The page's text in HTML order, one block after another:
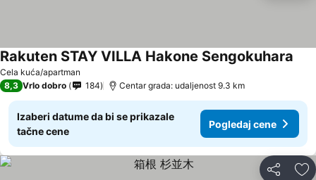
Cela kuća/apartman
Rakuten STAY VILLA Hakone Sengokuhara
8,3 Vrlo dobro 184 Centar grada: udaljenost 9.3 km
Izaberi datume da bi se prikazale
tačne cene
Pogledaj cene
Deli